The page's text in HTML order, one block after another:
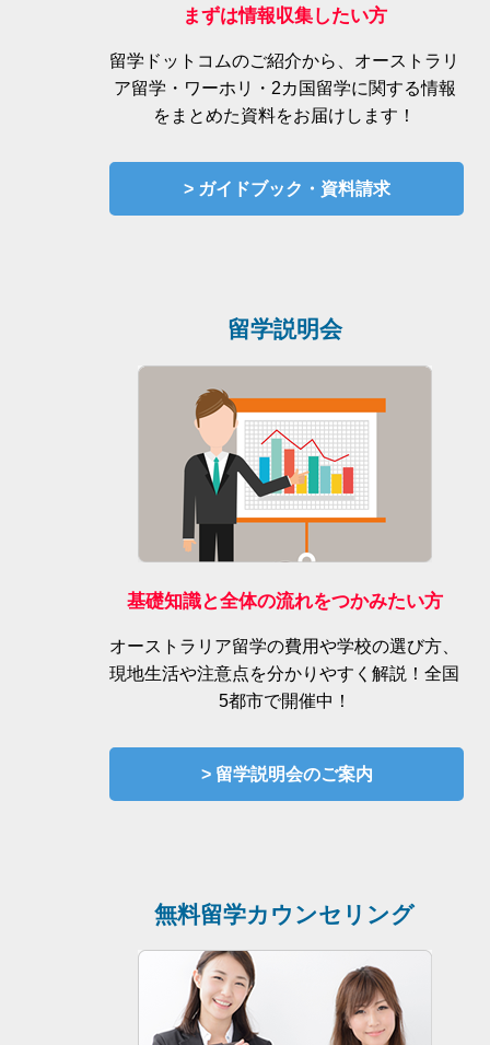
まずは情報収集したい方
留学ドットコムのご紹介から、オーストラリ
ア留学・ワーホリ・2カ国留学に関する情報
をまとめた資料をお届けします！
> ガイドブック・資料請求
留学説明会
基礎知識と全体の流れをつかみたい方
オーストラリア留学の費用や学校の選び方、
現地生活や注意点を分かりやすく解説！全国
5都市で開催中！
> 留学説明会のご案内
無料留学カウンセリング